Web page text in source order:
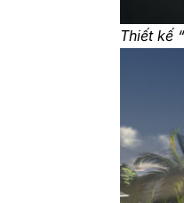
Thiết kế